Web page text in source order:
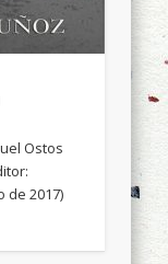
Ostos
de 2017)